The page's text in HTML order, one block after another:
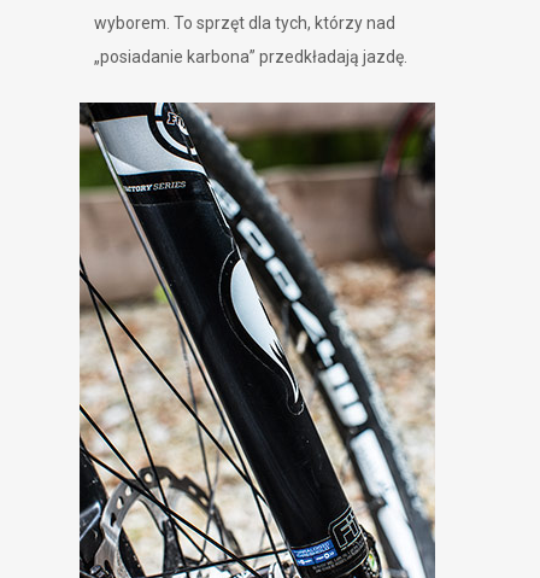
wyborem. To sprzęt dla tych, którzy nad
„posiadanie karbona” przedkładają jazdę.